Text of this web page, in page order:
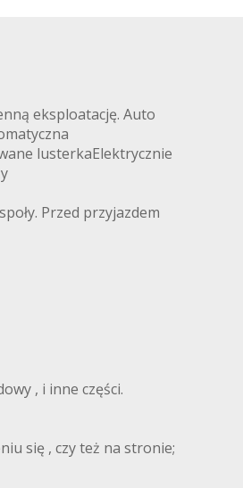
eksploatację. Auto
lusterkaElektrycznie
Przed przyjazdem
, i inne części.
się , czy też na stronie;